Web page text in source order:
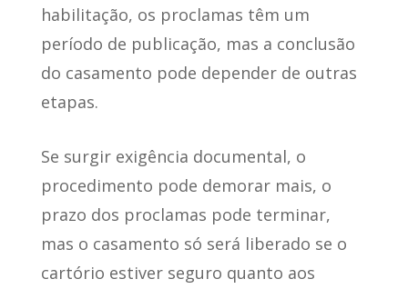
habilitação, os proclamas têm um
período de publicação, mas a conclusão
do casamento pode depender de outras
etapas.
Se surgir exigência documental, o
procedimento pode demorar mais, o
prazo dos proclamas pode terminar,
mas o casamento só será liberado se o
cartório estiver seguro quanto aos